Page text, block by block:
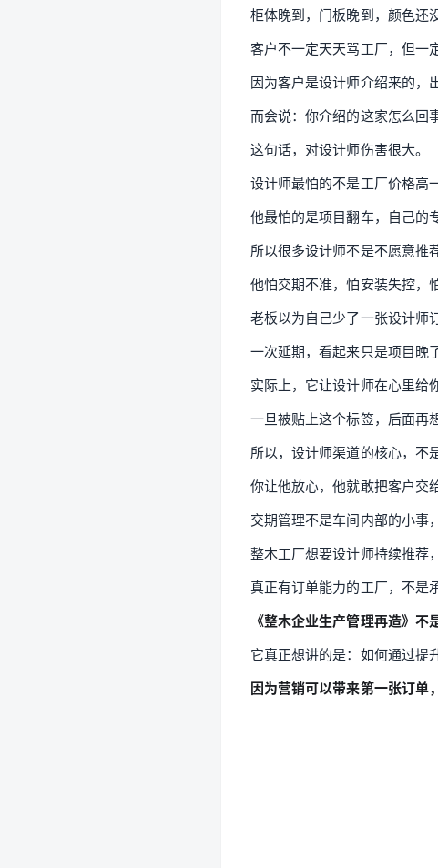
柜体晚到，门板晚到，颜色还
客户不一定天天骂工厂，但一
因为客户是设计师介绍来的，
而会说：你介绍的这家怎么回
这句话，对设计师伤害很大。
设计师最怕的不是工厂价格高
他最怕的是项目翻车，自己的
所以很多设计师不是不愿意推
他怕交期不准，怕安装失控，
老板以为自己少了一张设计师
一次延期，看起来只是项目晚
实际上，它让设计师在心里给
一旦被贴上这个标签，后面再
所以，设计师渠道的核心，不
你让他放心，他就敢把客户交
交期管理不是车间内部的小事
整木工厂想要设计师持续推荐
真正有订单能力的工厂，不是
《整木企业生产管理再造》不
它真正想讲的是：如何通过提
因为营销可以带来第一张订单